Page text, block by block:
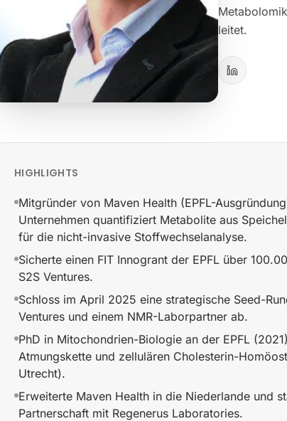
leitet.
HIGHLIGHTS
Mitgründer von Maven Health (EPFL-
Unternehmen quantifiziert Metabolite aus
für die nicht-invasive Stoffwechselanalyse.
Sicherte einen FIT Innogrant der EPFL über
S2S Ventures.
Schloss im April 2025 eine strategische Seed-
Ventures und einem NMR-Laborpartner ab.
PhD in Mitochondrien-Biologie an der EPFL
Atmungskette und zellulären Cholesterin-
Utrecht).
Erweiterte Maven Health in die Niederlande und
Partnerschaft mit Regenerus Laboratories.